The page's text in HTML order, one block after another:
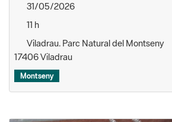
31/05/2026
11 h
Viladrau. Parc Natural del Montseny
17406 Viladrau
Montseny